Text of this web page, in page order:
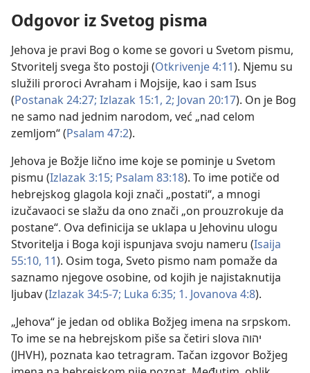
Odgovor iz Svetog pisma
Jehova je pravi Bog o kome se govori u Svetom pismu,
Stvoritelj svega što postoji (Otkrivenje 4:11). Njemu su
služili proroci Avraham i Mojsije, kao i sam Isus
(Postanak 24:27; Izlazak 15:1, 2; Jovan 20:17). On je Bog
ne samo nad jednim narodom, već „nad celom
zemljom“ (Psalam 47:2).
Jehova je Božje lično ime koje se pominje u Svetom
pismu (Izlazak 3:15; Psalam 83:18). To ime potiče od
hebrejskog glagola koji znači „postati“, a mnogi
izučavaoci se slažu da ono znači „on prouzrokuje da
postane“. Ova definicija se uklapa u Jehovinu ulogu
Stvoritelja i Boga koji ispunjava svoju nameru (Isaija
55:10, 11). Osim toga, Sveto pismo nam pomaže da
saznamo njegove osobine, od kojih je najistaknutija
ljubav (Izlazak 34:5-7; Luka 6:35; 1. Jovanova 4:8).
„Jehova“ je jedan od oblika Božjeg imena na srpskom.
To ime se na hebrejskom piše sa četiri slova יהוה
(JHVH), poznata kao tetragram. Tačan izgovor Božjeg